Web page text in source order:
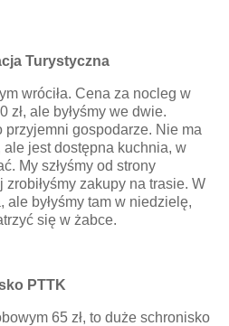
Turystyczna
wróciła. Cena za nocleg w
zł, ale byłyśmy we dwie.
przyjemni gospodarze. Nie ma
jest dostępna kuchnia, w
My szłyśmy od strony
zakupy na trasie. W
byłyśmy tam w niedzielę,
się w żabce.
PTTK
65 zł, to duże schronisko